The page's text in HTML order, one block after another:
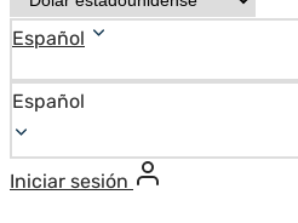
Español
Español
Iniciar sesión